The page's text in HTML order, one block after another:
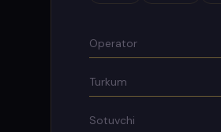
Operator
Turkum
Sotuvchi